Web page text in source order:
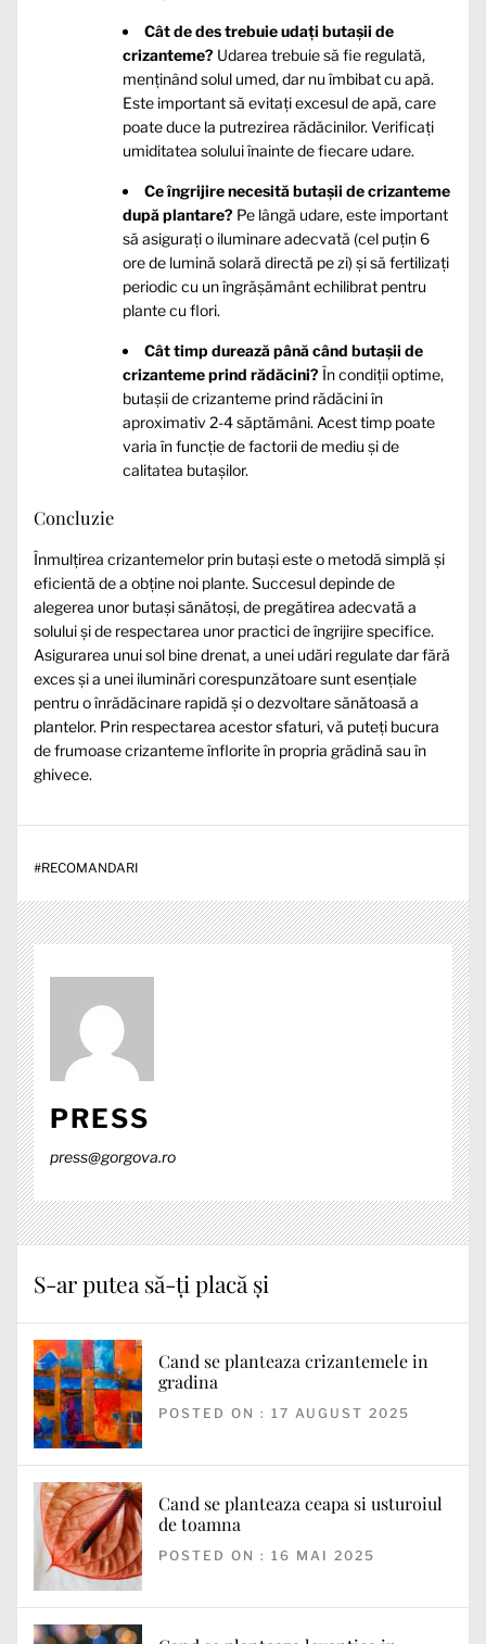
Cât de des trebuie udați butașii de
crizanteme? Udarea trebuie să fie regulată,
menținând solul umed, dar nu îmbibat cu apă.
Este important să evitați excesul de apă, care
poate duce la putrezirea rădăcinilor. Verificați
umiditatea solului înainte de fiecare udare.
Ce îngrijire necesită butașii de crizanteme
după plantare? Pe lângă udare, este important
să asigurați o iluminare adecvată (cel puțin 6
ore de lumină solară directă pe zi) și să fertilizați
periodic cu un îngrășământ echilibrat pentru
plante cu flori.
Cât timp durează până când butașii de
crizanteme prind rădăcini? În condiții optime,
butașii de crizanteme prind rădăcini în
aproximativ 2-4 săptămâni. Acest timp poate
varia în funcție de factorii de mediu și de
calitatea butașilor.
Concluzie
Înmulțirea crizantemelor prin butași este o metodă simplă și
eficientă de a obține noi plante. Succesul depinde de
alegerea unor butași sănătoși, de pregătirea adecvată a
solului și de respectarea unor practici de îngrijire specifice.
Asigurarea unui sol bine drenat, a unei udări regulate dar fără
exces și a unei iluminări corespunzătoare sunt esențiale
pentru o înrădăcinare rapidă și o dezvoltare sănătoasă a
plantelor. Prin respectarea acestor sfaturi, vă puteți bucura
de frumoase crizanteme înflorite în propria grădină sau în
ghivece.
#RECOMANDARI
PRESS
press@gorgova.ro
S-ar putea să-ți placă și
Cand se planteaza crizantemele in
gradina
POSTED ON : 17 AUGUST 2025
Cand se planteaza ceapa si usturoiul
de toamna
POSTED ON : 16 MAI 2025